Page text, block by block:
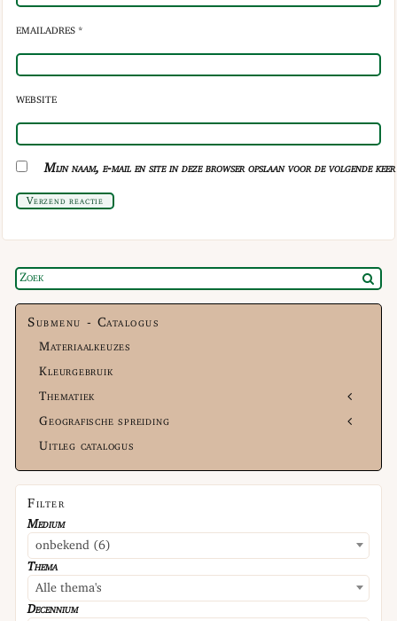
EMAILADRES *
WEBSITE
Mijn naam, e-mail en site in deze browser opslaan voor de volgende
Verzend reactie
Submenu - Catalogus
Materiaalkeuzes
Kleurgebruik
Thematiek
Geografische spreiding
Uitleg catalogus
Filter
Medium
onbekend (6)
Thema
Alle thema's
Decennium